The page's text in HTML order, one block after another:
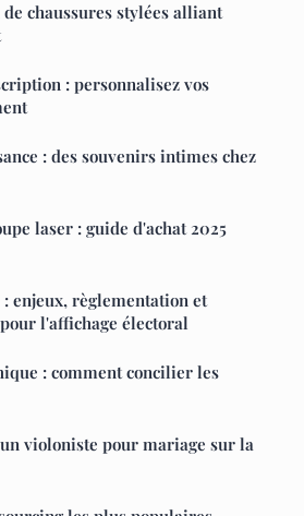
chaussures stylées alliant
: personnalisez vos
: des souvenirs intimes chez
laser : guide d'achat 2025
enjeux, règlementation et
l'affichage électoral
: comment concilier les
violoniste pour mariage sur la